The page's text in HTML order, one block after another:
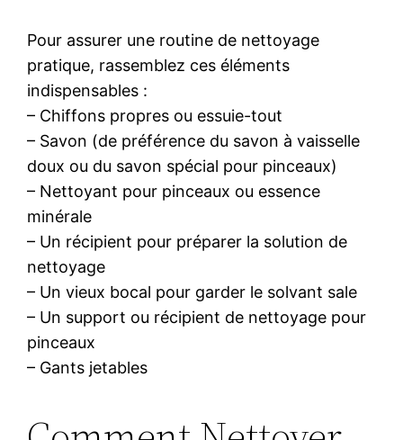
Pour assurer une routine de nettoyage
pratique, rassemblez ces éléments
indispensables :
– Chiffons propres ou essuie-tout
– Savon (de préférence du savon à vaisselle
doux ou du savon spécial pour pinceaux)
– Nettoyant pour pinceaux ou essence
minérale
– Un récipient pour préparer la solution de
nettoyage
– Un vieux bocal pour garder le solvant sale
– Un support ou récipient de nettoyage pour
pinceaux
– Gants jetables